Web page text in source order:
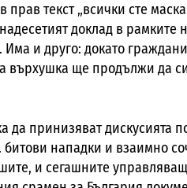
текст „всички сте
доклад в рамките
и друго: докато
върхушка ще продължи да
да принизяват дискусията
битови нападки и взаимно
и сегашните